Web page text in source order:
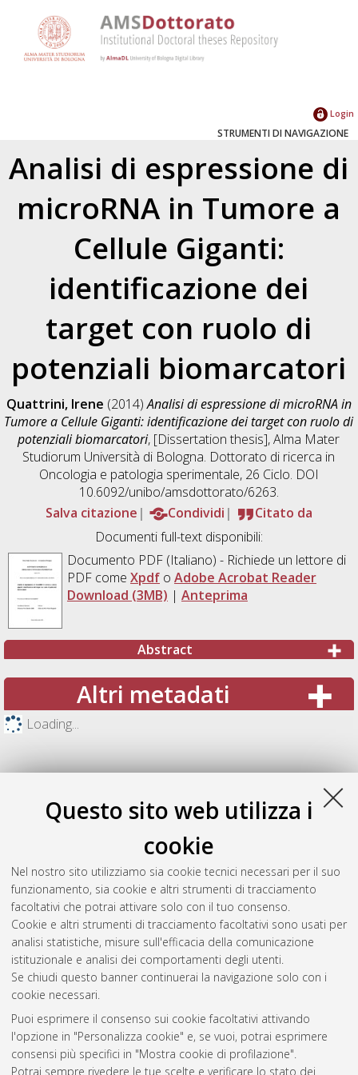
Questo sito web utilizza i
cookie
Nel nostro sito utilizziamo sia cookie tecnici necessari per il suo
funzionamento, sia cookie e altri strumenti di tracciamento
facoltativi che potrai attivare solo con il tuo consenso.
Cookie e altri strumenti di tracciamento facoltativi sono usati per
analisi statistiche, misure sull'efficacia della comunicazione
istituzionale e analisi dei comportamenti degli utenti.
Se chiudi questo banner continuerai la navigazione solo con i
cookie necessari.
Puoi esprimere il consenso sui cookie facoltativi attivando
l'opzione in "Personalizza cookie" e, se vuoi, potrai esprimere
consensi più specifici in "Mostra cookie di profilazione".
Potrai sempre rivedere le tue scelte e verificare lo stato dei
Login
STRUMENTI DI NAVIGAZIONE
Analisi di espressione di
microRNA in Tumore a
Cellule Giganti:
identificazione dei
target con ruolo di
potenziali biomarcatori
Quattrini, Irene (2014)Analisi di espressione di microRNA in
Tumore a Cellule Giganti: identificazione dei target con ruolo di
potenziali biomarcatori, [Dissertation thesis], Alma Mater
Studiorum Università di Bologna. Dottorato di ricerca in
Oncologia e patologia sperimentale, 26 Ciclo. DOI
10.6092/unibo/amsdottorato/6263.
Salva citazione
Condividi
Citato da
Documenti full-text disponibili:
Documento PDF(Italiano) - Richiede un lettore di
PDF come Xpdfo Adobe Acrobat Reader
Download (3MB) | Anteprima
Abstract
Altri metadati
Loading...
Gestione del documento:
Atom
Rss 1.0
Rss 2.0